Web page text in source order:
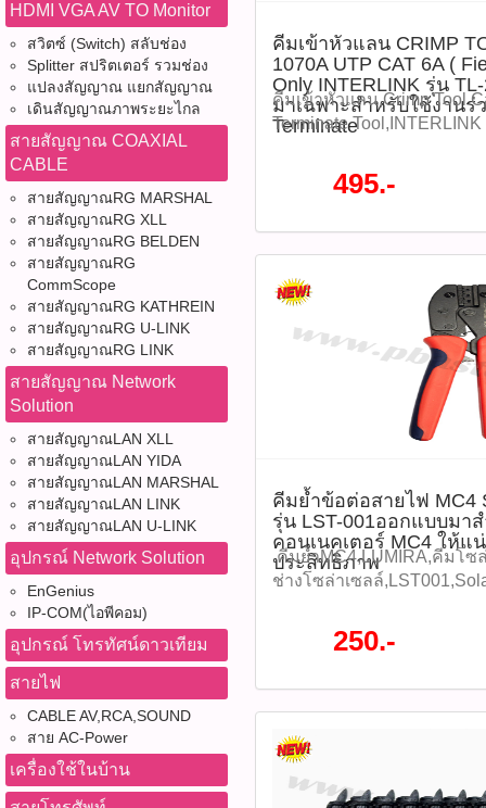
HDMI VGA AV TO Monitor
สวิตซ์ (Switch) สลับช่อง
Splitter สปริตเตอร์ รวมช่อง
แปลงสัญญาณ แยกสัญญาณ
เดินสัญญาณภาพระยะไกล
สายสัญญาณ COAXIAL
CABLE
สายสัญญาณRG MARSHAL
สายสัญญาณRG XLL
สายสัญญาณRG BELDEN
สายสัญญาณRG
CommScope
สายสัญญาณRG KATHREIN
สายสัญญาณRG U-LINK
สายสัญญาณRG LINK
สายสัญญาณ Network
Solution
สายสัญญาณLAN XLL
สายสัญญาณLAN YIDA
สายสัญญาณLAN MARSHAL
สายสัญญาณLAN LINK
สายสัญญาณLAN U-LINK
อุปกรณ์ Network Solution
EnGenius
IP-COM(ไอพีคอม)
อุปกรณ์ โทรทัศน์ดาวเทียม
สายไฟ
CABLE AV,RCA,SOUND
สาย AC-Power
เครื่องใช้ในบ้าน
ทำงาน ราคา 285 บาท รุ่น :
TUBE05MM(รหัสสินค้า
สินค้า -ผลิตจากวัสดุ PVC
ยืดหยุ่น แข็งแรง และทนทา
พอดี ไม่หลวม ไม่แน่นเกินไ
และโรงงานอุตสาหกรรม -ช่
ให้เป็นระบบ เพิ่มความสะด
และบำรุงรักษา -เหมาะสำห
อิเล็กทรอนิกส์ และงานติดตั้
ประเภท ดาวน์โหลดข้อมูลไ
แนะนำวิธีการใช้งาน 1.ตัด
ตามความยาวที่ต้องการใช้
สวมปลอกลงบนสายไฟ ที่มีข
ศูนย์กลาง 2.0 – 2.2 มม. 4.จั
ชัดเจน เพื่อความสะดวกใน
ในภายหลัง 5.สามารถใช้ได้
ประโยชน์ในการใช้งาน 1.ช่
ตรวจสอบ 2.เพิ่มความสะดว
ซ่อมแซม หรือเปลี่ยนสายไฟ
ตัวเลข ตัวอักษร และสัญลัก
พลาดในการทำงาน 4.ผลิต
แข็งแรง ทนทาน ใช้งานได้
คีมเข้าหัวแลน CRIMP
1070A UTP CAT 6A (
Only INTERLINK รุ่น
มาเฉพาะสำหรับใช้งาน
Terminate
คีมเข้าหัวแลน,Crimp Tool
Terminate
Crimp Tool,US-1070A
CRIMP TOOL For US-
CAT 6A รองรับการติดตั้งใน
ต้องการประสิทธิภาพสูงแล
เข้าหัวสาย ราคา 495 บาท
สินค้า : P05351) คุณสมบัติ
หัวแลน Field Terminate
1070A เท่านั้น - ออกแบบต
Ergonomic Design จับถนั
เชื่อมต่อได้ดี - มีระบบล็อคส
ความแม่นยำ - ผลิตจากวัสดุ
การใช้งานระยะยาว ดาวน์
Datasheet แนะนำวิธีการใ
ปลายสายแลนตามความยา
ตรงตำแหน่ง 4.กดด้ามคีมใ
ข้อควรระวัง ข้อดี / ประโยช
ที่แน่นหนา ลดปัญหาการหลุ
การใช้งานในงานติดตั้งมือ
495.-
คีมย้ำข้อต่อสายไฟ MC4
รุ่น LST-001ออกแบบมา
คอนเนคเตอร์ MC4 ให้แ
ประสิทธิภาพ
คีมย้ำMC4,LUMIRA,คีมโซ
ช่างโซล่าเซลล์
สายไฟ MC4 SOLAR
ออกแบบมาสำหรับการย้ำหั
:LST-001(รหัสสินค้า
รุ่น: LST-001 ประเภท: คีม
ใช้สำหรับ: ย้ำหัวคอนเนคเ
250.-